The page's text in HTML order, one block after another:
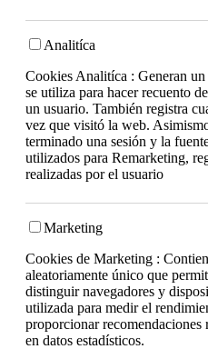
Analitíca
Cookies Analitíca : Generan
se utiliza para hacer recuento
un usuario. También registra
vez que visitó la web.
terminado una sesión y la
utilizados para Remarketing,
realizadas por el usuario
Marketing
Cookies de Marketing :
aleatoriamente único que
distinguir navegadores y
utilizada para medir el
proporcionar recomendaciones
en datos estadísticos.